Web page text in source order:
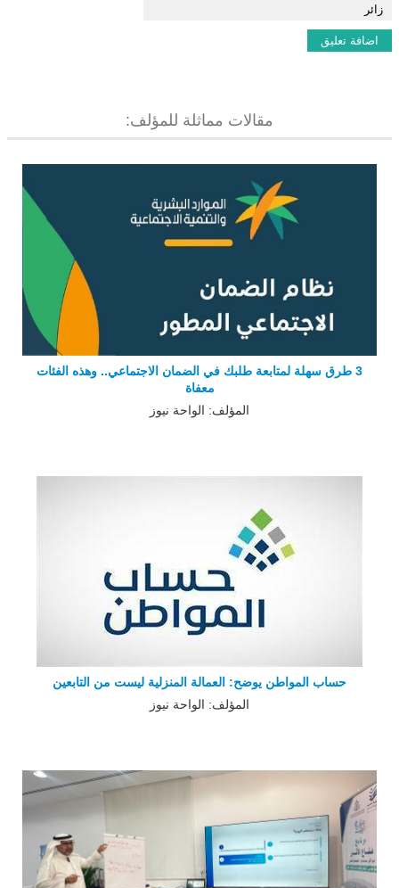
مقالات مماثلة للمؤلف:
3 طرق سهلة لمتابعة طلبك في الضمان الاجتماعي.. وهذه الفئات
معفاة
المؤلف: الواحة نيوز
حساب المواطن يوضح: العمالة المنزلية ليست من التابعين
المؤلف: الواحة نيوز